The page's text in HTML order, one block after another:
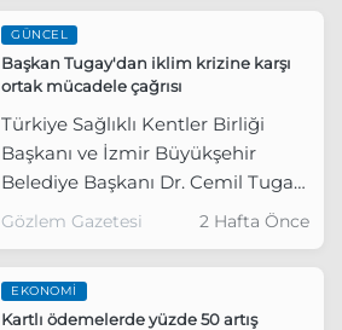
GÜNCEL
Başkan Tugay'dan iklim krizine karşı
ortak mücadele çağrısı
Türkiye Sağlıklı Kentler Birliği
Başkanı ve İzmir Büyükşehir
Belediye Başkanı Dr. Cemil Tugay,
COP İnegöl İklim Değişikliği Yerel
çağrısı yaptı.
Gözlem Gazetesi 2 Hafta Önce
EKONOMI
Kartlı ödemelerde yüzde 50 artış